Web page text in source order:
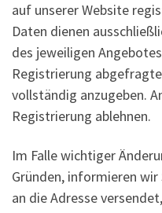
auf unserer Website
Daten dienen
des jeweiligen
Registrierung
vollständig anzugeben.
Registrierung ablehnen.
Im Falle wichtiger
Gründen, informieren wir
an die Adresse